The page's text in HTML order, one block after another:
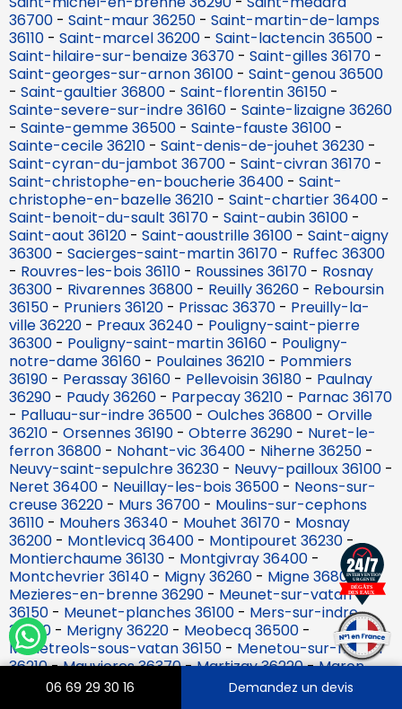
06 69 29 30 16 Demandez un devis
36700 - Saint-maur 36250 - Saint-martin-de-lamps
36110 - Saint-marcel 36200 - Saint-lactencin 36500 -
Saint-hilaire-sur-benaize 36370 - Saint-gilles 36170 -
Saint-georges-sur-arnon 36100 - Saint-genou 36500
- Saint-gaultier 36800 - Saint-florentin 36150 -
Sainte-severe-sur-indre 36160 - Sainte-lizaigne 36260
- Sainte-gemme 36500 - Sainte-fauste 36100 -
Sainte-cecile 36210 - Saint-denis-de-jouhet 36230 -
Saint-cyran-du-jambot 36700 - Saint-civran 36170 -
Saint-christophe-en-boucherie 36400 - Saint-
christophe-en-bazelle 36210 - Saint-chartier 36400 -
Saint-benoit-du-sault 36170 - Saint-aubin 36100 -
Saint-aout 36120 - Saint-aoustrille 36100 - Saint-aigny
36300 - Sacierges-saint-martin 36170 - Ruffec 36300
- Rouvres-les-bois 36110 - Roussines 36170 - Rosnay
36300 - Rivarennes 36800 - Reuilly 36260 - Reboursin
36150 - Pruniers 36120 - Prissac 36370 - Preuilly-la-
ville 36220 - Preaux 36240 - Pouligny-saint-pierre
36300 - Pouligny-saint-martin 36160 - Pouligny-
notre-dame 36160 - Poulaines 36210 - Pommiers
36190 - Perassay 36160 - Pellevoisin 36180 - Paulnay
36290 - Paudy 36260 - Parpecay 36210 - Parnac 36170
- Palluau-sur-indre 36500 - Oulches 36800 - Orville
36210 - Orsennes 36190 - Obterre 36290 - Nuret-le-
ferron 36800 - Nohant-vic 36400 - Niherne 36250 -
Neuvy-saint-sepulchre 36230 - Neuvy-pailloux 36100 -
Neret 36400 - Neuillay-les-bois 36500 - Neons-sur-
creuse 36220 - Murs 36700 - Moulins-sur-cephons
36110 - Mouhers 36340 - Mouhet 36170 - Mosnay
36200 - Montlevicq 36400 - Montipouret 36230 -
Montierchaume 36130 - Montgivray 36400 -
Montchevrier 36140 - Migny 36260 - Migne 36800-
Mezieres-en-brenne 36290 - Meunet-sur-vatan
36150 - Meunet-planches 36100 - Mers-sur-indre
36230 - Merigny 36220 - Meobecq 36500 -
Menetreols-sous-vatan 36150 - Menetou-sur-nahon
36210-Mauvieres 36370-Martizay 36220-Maron
36120- Malicornay 36340 Maillet 36340 -Lys-saint-